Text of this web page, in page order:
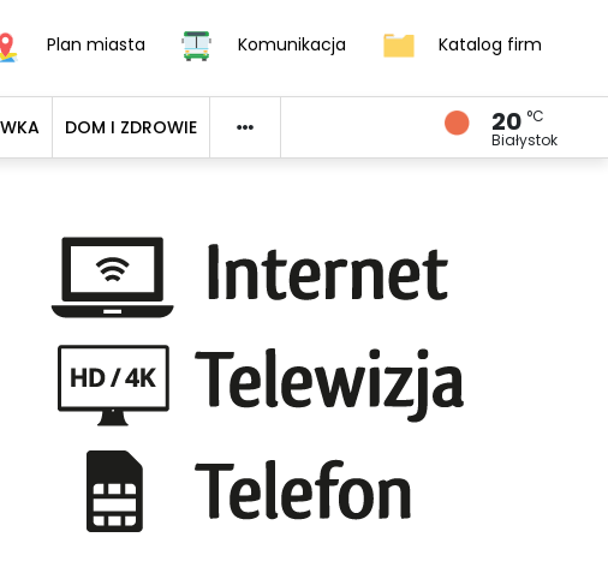
Plan miasta Komunikacja Katalog firm
DOM I ZDROWIE 20 °C
Białystok